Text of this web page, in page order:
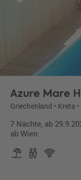
Azure Mare
Griechenland • Kreta •
7 Nächte, ab
ab Wien